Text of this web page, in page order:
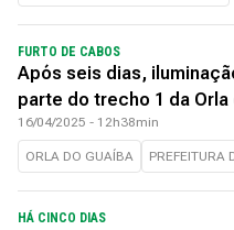
FURTO DE CABOS
Após seis dias,
parte do trecho 1 da Orla
16/04/2025 - 12h38min
ORLA DO GUAÍBA PREFEITURA
HÁ CINCO DIAS